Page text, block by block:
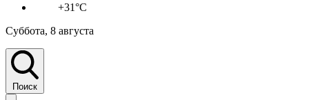
+31°C
Суббота, 8 августа
Поиск